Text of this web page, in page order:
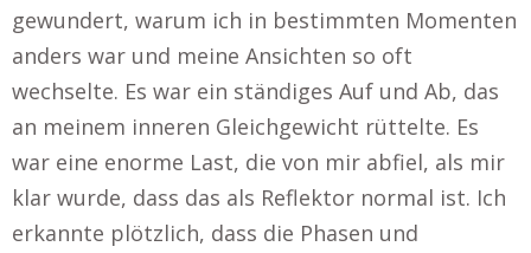
gewundert, warum ich in bestimmten Momenten
anders war und meine Ansichten so oft
wechselte. Es war ein ständiges Auf und Ab, das
an meinem inneren Gleichgewicht rüttelte. Es
war eine enorme Last, die von mir abfiel, als mir
klar wurde, dass das als Reflektor normal ist. Ich
erkannte plötzlich, dass die Phasen und